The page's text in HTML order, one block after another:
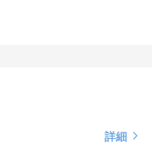
詳細